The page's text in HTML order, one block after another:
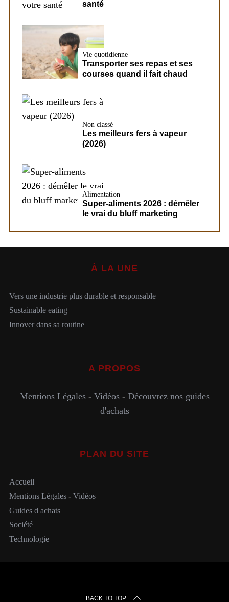
santé
Vie quotidienne
Transporter ses repas et ses
courses quand il fait chaud
Non classé
Les meilleurs fers à vapeur
(2026)
Alimentation
Super-aliments 2026 : démêler
le vrai du bluff marketing
À LA UNE
Vers une industrie plus durable et responsable
Sustainable eating
Innover dans sa routine
A PROPOS
Mentions Légales- Vidéos- Découvrez nos guides
d'achats
PLAN DU SITE
Accueil
Mentions Légales- Vidéos
Guides d achats
Société
Technologie
BACK TO TOP